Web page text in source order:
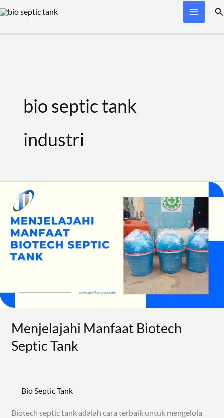
Skip
content
bio septic tank
industri
Menjelajahi Manfaat Biotech
Septic Tank
Bio Septic Tank
Biotech septic tank adalah cara terbaik untuk mengelola
Menjelajahi
Manfaat
Biotech
Septic
Tank